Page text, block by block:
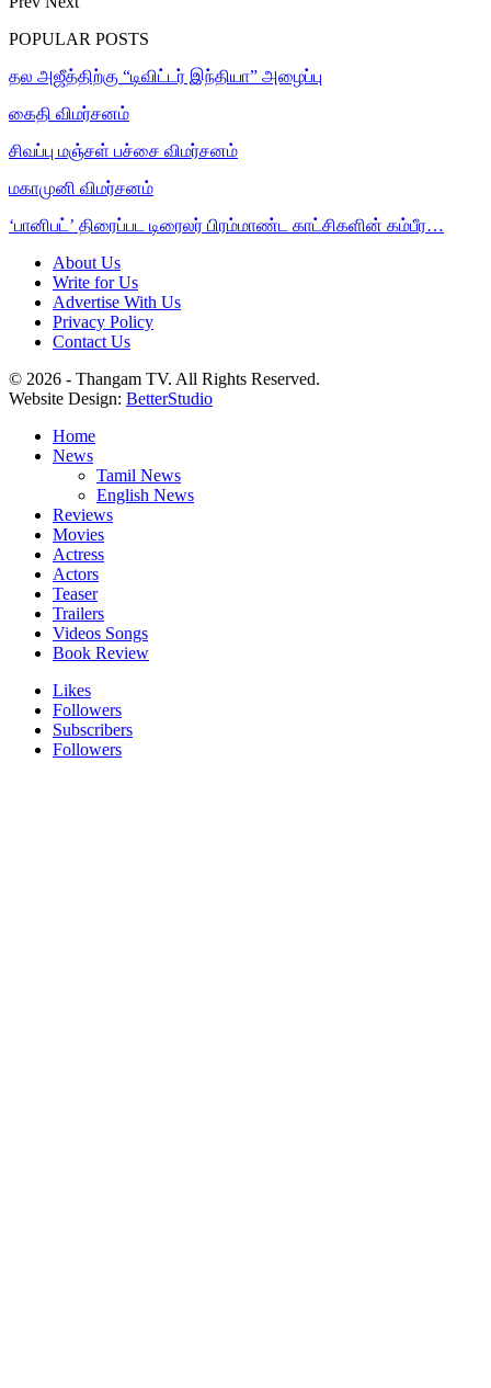
POPULAR POSTS
தல அஜீத்திற்கு “டிவிட்டர் இந்தியா” அழைப்பு
கைதி விமர்சனம்
சிவப்பு மஞ்சள் பச்சை விமர்சனம்
மகாமுனி விமர்சனம்
‘பானிபட்’ திரைப்பட டிரைலர் பிரம்மாண்ட காட்சிகளின் கம்பீர…
About Us
Write for Us
Advertise With Us
Privacy Policy
Contact Us
© 2026 - Thangam TV. All Rights Reserved.
Website Design: BetterStudio
Home
News
Tamil News
English News
Reviews
Movies
Actress
Actors
Teaser
Trailers
Videos Songs
Book Review
Likes
Followers
Subscribers
Followers